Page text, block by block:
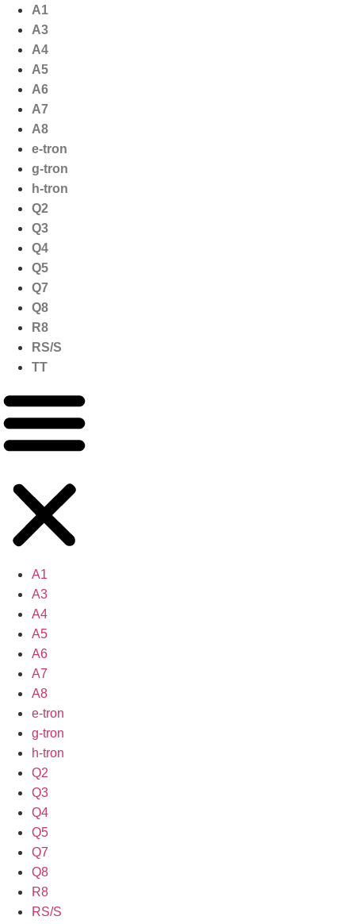
naar
inhoud
A1
A3
A4
A5
A6
A7
A8
e-tron
g-tron
h-tron
Q2
Q3
Q4
Q5
Q7
Q8
R8
RS/S
TT
A1
A3
A4
A5
A6
A7
A8
e-tron
g-tron
h-tron
Q2
Q3
Q4
Q5
Q7
Q8
R8
RS/S